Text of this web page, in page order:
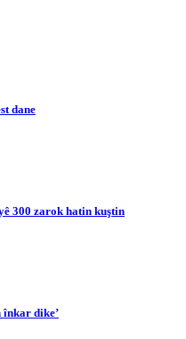
dane
300 zarok hatin kuştin
înkar dike’